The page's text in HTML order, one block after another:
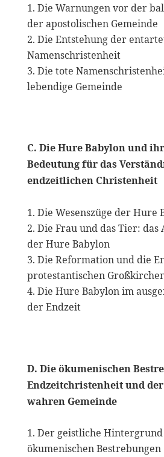
Die Warnungen vor der
der apostolischen Gemeinde
Die Entstehung der
Namenschristenheit
Die tote
lebendige Gemeinde
C. Die Hure Babylon und
Bedeutung für das
endzeitlichen Christenheit
Die Wesenszüge der Hure
Die Frau und das Tier: das
der Hure Babylon
Die Reformation und die
protestantischen
Die Hure Babylon im
der Endzeit
D. Die ökumenischen
Endzeitchristenheit und der
wahren Gemeinde
Der geistliche
ökumenischen Bestrebungen